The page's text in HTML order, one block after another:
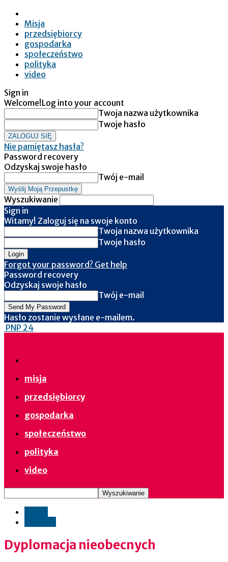
Misja
przedsiębiorcy
gospodarka
społeczeństwo
polityka
video
Sign in
Welcome!Log into your account
Twoja nazwa użytkownika
Twoje hasło
Nie pamiętasz hasła?
Password recovery
Odzyskaj swoje hasło
Twój e-mail
Wyszukiwanie
Sign in
Witamy! Zaloguj się na swoje konto
Twoja nazwa użytkownika
Twoje hasło
Forgot your password? Get help
Password recovery
Odzyskaj swoje hasło
Twój e-mail
Hasło zostanie wysłane e-mailem.
PNP 24
misja
przedsiębiorcy
gospodarka
społeczeństwo
polityka
video
Dyplomacja nieobecnych